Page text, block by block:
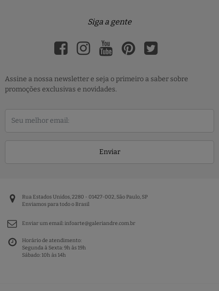
Siga a gente
Assine a nossa newsletter e seja o primeiro a saber sobre
promoções exclusivas e novidades.
Enviar
Rua Estados Unidos, 2280 - 01427-002, São Paulo, SP
Enviamos para todo o Brasil
Enviar um email:infoarte@galeriandre.com.br
Horário de atendimento:
Segunda à Sexta: 9h às 19h
Sábado: 10h às 14h